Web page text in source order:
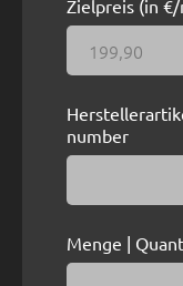
Zielpreis (in
number
Menge |